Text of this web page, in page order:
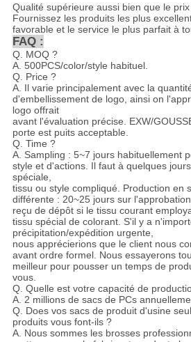
Qualité supérieure aussi bien que le
Fournissez les produits les plus
favorable et le service le plus parfait à
FAQ :
Q. MOQ ?
A. 500PCS/color/style habituel.
Q. Price ?
A. Il varie principalement avec la
d'embellissement de logo, ainsi on
logo offrait
avant l'évaluation précise. EXW/
porte est puits acceptable.
Q. Time ?
A. Sampling : 5~7 jours habituellement
style et d'actions. Il faut à quelques
spéciale,
tissu ou style compliqué. Production en
différente : 20~25 jours sur
reçu de dépôt si le tissu courant
tissu spécial de colorant. S'il y a
précipitation/expédition urgente,
nous apprécierions que le client nous
avant ordre formel. Nous essayerons
meilleur pour pousser un temps de
vous.
Q. Quelle est votre capacité de
A. 2 millions de sacs de PCs
Q. Does vos sacs de produit d'usine
produits vous font-ils ?
A. Nous sommes les brosses